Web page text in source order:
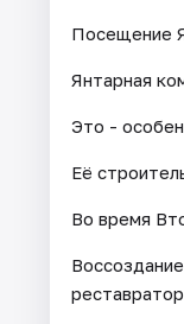
Посещение
Янтарная
Это -
Её
Во время